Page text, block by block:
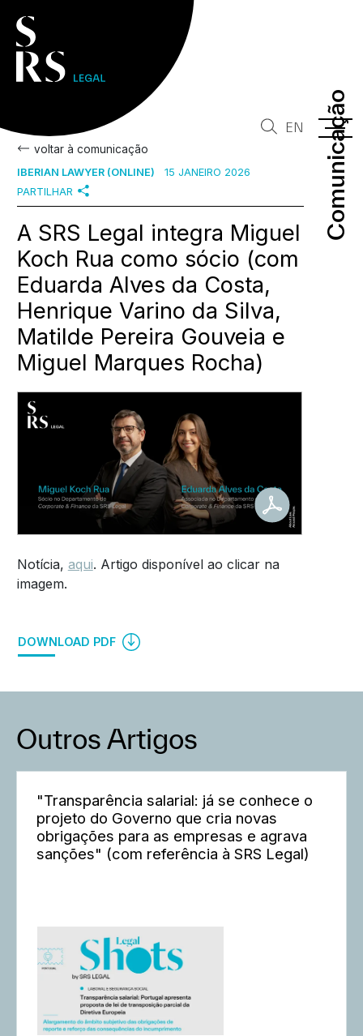
Comunicação
Comunicação
EN
voltar à comunicação
IBERIAN LAWYER (ONLINE)
15 JANEIRO 2026
PARTILHAR
A SRS Legal integra Miguel
Koch Rua como sócio (com
Eduarda Alves da Costa,
Henrique Varino da Silva,
Matilde Pereira Gouveia e
Miguel Marques Rocha)
Notícia, aqui. Artigo disponível ao clicar na
imagem.
DOWNLOAD PDF
Outros Artigos
"Transparência salarial: já se conhece o
projeto do Governo que cria novas
obrigações para as empresas e agrava
sanções" (com referência à SRS Legal)